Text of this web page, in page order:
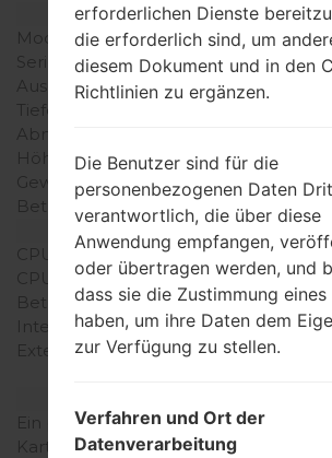
Modell und seine
Modell
LG700
Serie
LG Bliss
Ausgabe
2009
Tiefe
Abmessungen (Breite /
Höhe)
107.5 x
2.28 Zoll)
Gewicht
95 gramm
Betriebssystem
-
Ausrüstung
CPU
-
CPU-Kerne
-
Betriebsgedächtnis
-
Interner Speicher
71MB
Externer Speicher
microSD,
Ein paar Plätze für SIM-
Karten
1 Mini-SIM
erforderlichen Dienste
die erforderlich sind, um
diesem Dokument und in den
Richtlinien zu ergänzen.
Die Benutzer sind für die
personenbezogenen Daten
verantwortlich, die über diese
Anwendung empfangen,
oder übertragen werden, und
dass sie die Zustimmung
haben, um ihre Daten dem
zur Verfügung zu stellen.
Verfahren und Ort der
Datenverarbeitung